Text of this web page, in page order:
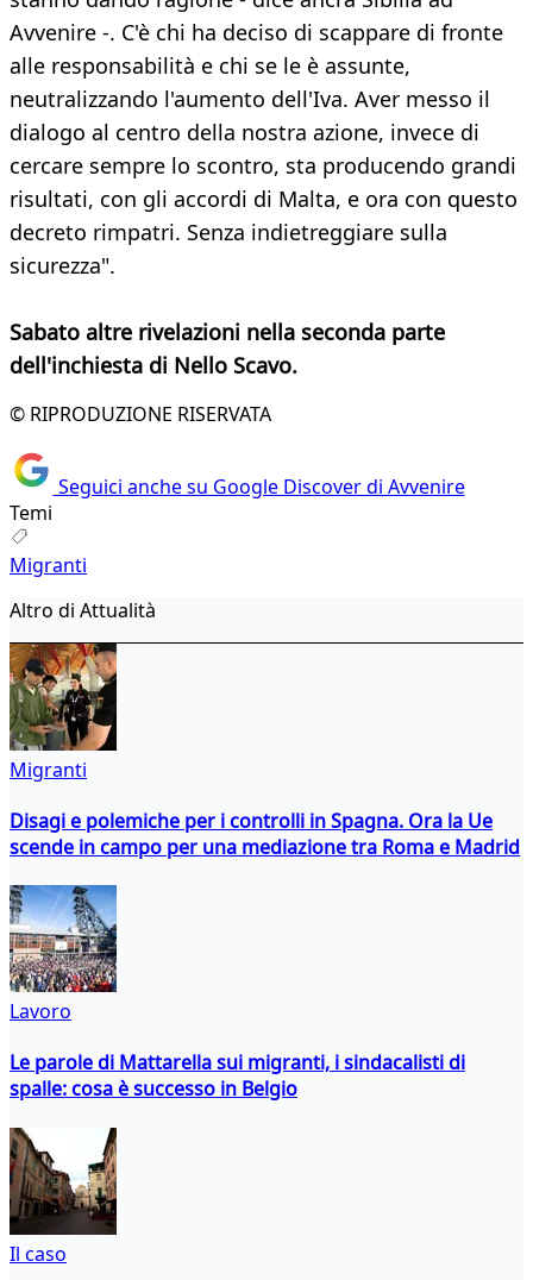
Avvenire -. C'è chi ha deciso di scappare di fronte
alle responsabilità e chi se le è assunte,
neutralizzando l'aumento dell'Iva. Aver messo il
dialogo al centro della nostra azione, invece di
cercare sempre lo scontro, sta producendo grandi
risultati, con gli accordi di Malta, e ora con questo
decreto rimpatri. Senza indietreggiare sulla
sicurezza".
Sabato altre rivelazioni nella seconda parte
dell'inchiesta di Nello Scavo.
© RIPRODUZIONE RISERVATA
Seguici anche su Google Discover di Avvenire
Temi
Migranti
Altro di Attualità
Migranti
Disagi e polemiche per i controlli in Spagna. Ora la Ue
scende in campo per una mediazione tra Roma e Madrid
Lavoro
Le parole di Mattarella sui migranti, i sindacalisti di
spalle: cosa è successo in Belgio
Il caso